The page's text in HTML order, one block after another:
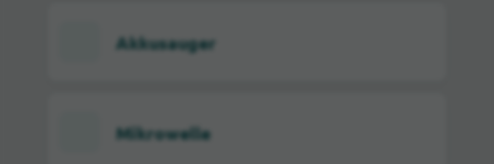
Akkusauger
Mikrowelle